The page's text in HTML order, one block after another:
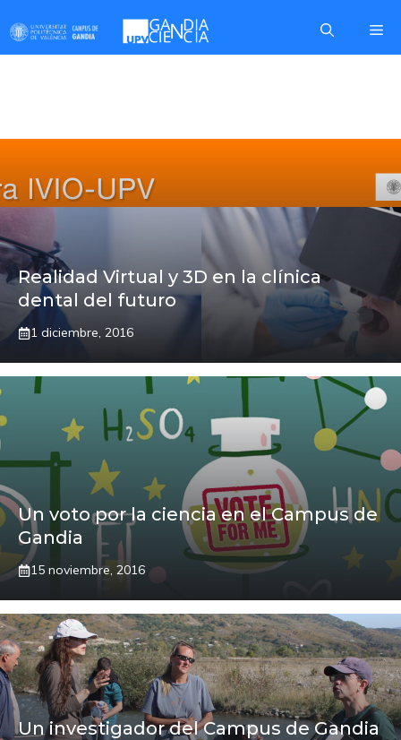
contenido
Realidad Virtual y 3D en la clínica
dental del futuro
1 diciembre, 2016
Un voto por la ciencia en el Campus de
Gandia
15 noviembre, 2016
Un investigador del Campus de Gandia